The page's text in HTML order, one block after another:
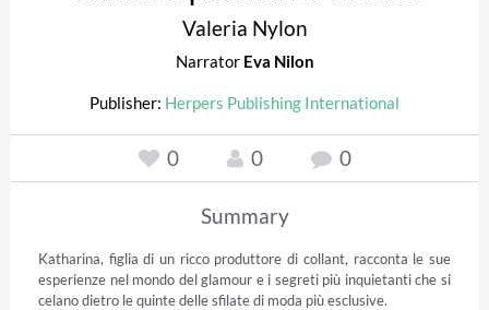
Valeria Nylon
Narrator Eva Nilon
Publisher: Herpers Publishing International
0 0 0
Summary
Katharina, figlia di un ricco produttore di collant, racconta le sue
esperienze nel mondo del glamour e i segreti più inquietanti che si
celano dietro le quinte delle sfilate di moda più esclusive.